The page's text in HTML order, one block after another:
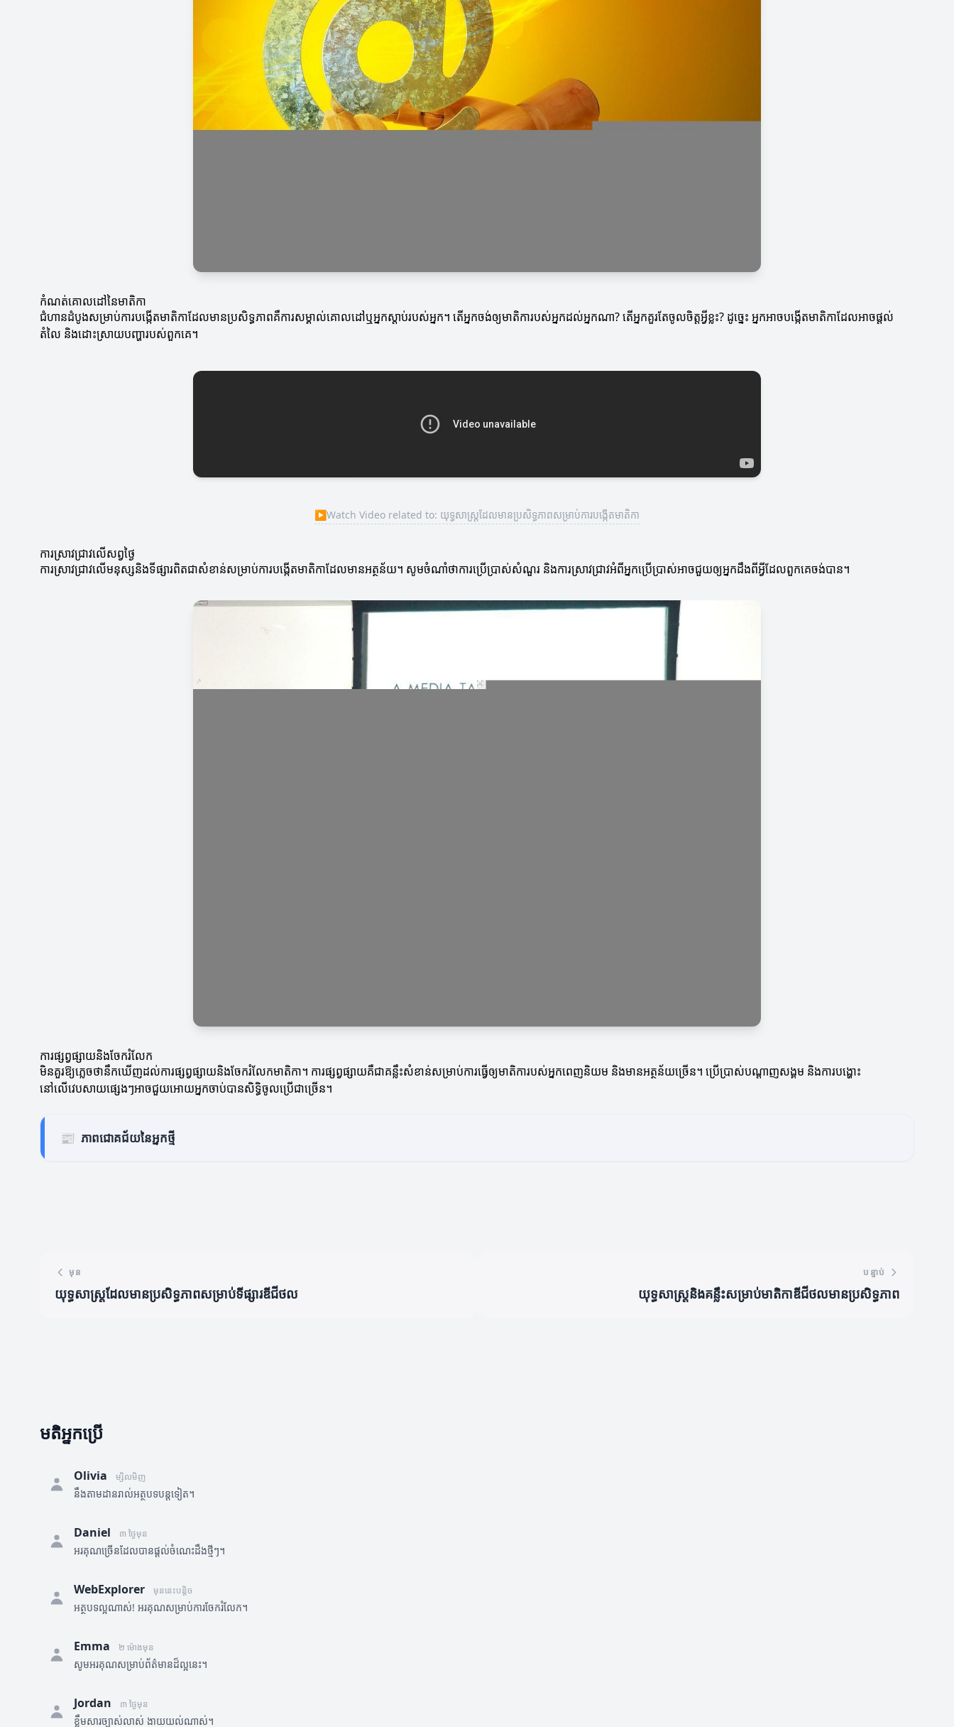
កំណត់គោលដៅនៃមាតិកា
ជំហានដំបូងសម្រាប់ការបង្កើតមាតិកាដែលមានប្រសិទ្ធភាពគឺការសម្គាល់គោលដៅឬអ្នកស្តាប់របស់អ្នក។ តើអ្នកចង់ឲ្យមាតិការបស់អ្នកដល់អ្នកណា? តើអ្នកគួរតែចូលចិត្តអ្វីខ្លះ? ដូច្នេះ អ្នកអាចបង្កើតមាតិកាដែលអាចផ្ដល់
តំលៃ និងដោះស្រាយបញ្ហារបស់ពួកគេ។
▶Watch Video related to: យុទ្ធសាស្ត្រដែលមានប្រសិទ្ធភាពសម្រាប់ការបង្កើតមាតិកា
ការស្រាវជ្រាវលើសព្វថ្ងៃ
ការស្រាវជ្រាវលើមនុស្សនិងទីផ្សារពិតជាសំខាន់សម្រាប់ការបង្កើតមាតិកាដែលមានអត្ថន័យ។ សូមចំណាំថាការប្រើប្រាស់សំណួរ និងការស្រាវជ្រាវអំពីអ្នកប្រើប្រាស់អាចជួយឲ្យអ្នកដឹងពីអ្វីដែលពួកគេចង់បាន។
ការផ្សព្វផ្សាយនិងចែករំលែក
មិនគួរឱ្យភ្លេចថានឹកឃើញដល់ការផ្សព្វផ្សាយនិងចែករំលែកមាតិកា។ ការផ្សព្វផ្សាយគឺជាគន្លឹះសំខាន់សម្រាប់ការធ្វើឲ្យមាតិការបស់អ្នកពេញនិយម និងមានអត្ថន័យច្រើន។ ប្រើប្រាស់បណ្តាញសង្គម និងការបង្ហោះ
នៅលើវេបសាយផ្សេងៗអាចជួយអោយអ្នកចាប់បានសិទ្ធិចូលប្រើជាច្រើន។
📰 ភាពជោគជ័យនៃអ្នកថ្មី
មុន
យុទ្ធសាស្ត្រដែលមានប្រសិទ្ធភាពសម្រាប់ទីផ្សារឌីជីថល
បន្ទាប់
យុទ្ធសាស្ត្រនិងគន្លឹះសម្រាប់មាតិកាឌីជីថលមានប្រសិទ្ធភាព
មតិអ្នកប្រើ
Olivia ម្សិលមិញ
នឹងតាមដានរាល់អត្ថបទបន្តទៀត។
Daniel ៣ ថ្ងៃមុន
អរគុណច្រើនដែលបានផ្តល់ចំណេះដឹងថ្មីៗ។
WebExplorer មុននេះបន្តិច
អត្ថបទល្អណាស់! អរគុណសម្រាប់ការចែករំលែក។
Emma ២ ម៉ោងមុន
សូមអរគុណសម្រាប់ព័ត៌មានដ៏ល្អនេះ។
Jordan ៣ ថ្ងៃមុន
ខ្លឹមសារច្បាស់លាស់ ងាយយល់ណាស់។